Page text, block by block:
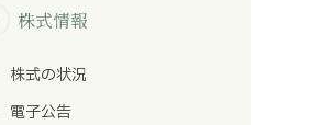
株式情報
株式の状況
電子公告